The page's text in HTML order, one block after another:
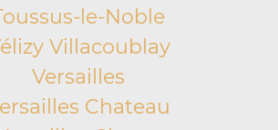
le-Noble
Villacoublay
Versailles
Chateau